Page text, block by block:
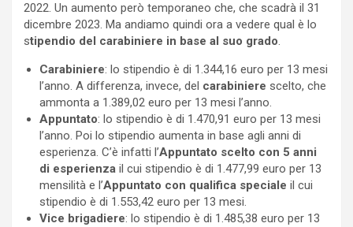
2022. Un aumento però temporaneo che, che scadrà il 31
dicembre 2023. Ma andiamo quindi ora a vedere qual è lo
stipendio del carabiniere in base al suo grado.
Carabiniere: lo stipendio è di 1.344,16 euro per 13 mesi
l’anno. A differenza, invece, del carabiniere scelto, che
ammonta a 1.389,02 euro per 13 mesi l’anno.
Appuntato: lo stipendio è di 1.470,91 euro per 13 mesi
l’anno. Poi lo stipendio aumenta in base agli anni di
esperienza. C’è infatti l’Appuntato scelto con 5 anni
di esperienza il cui stipendio è di 1.477,99 euro per 13
mensilità e l’Appuntato con qualifica speciale il cui
stipendio è di 1.553,42 euro per 13 mesi.
Vice brigadiere: lo stipendio è di 1.485,38 euro per 13